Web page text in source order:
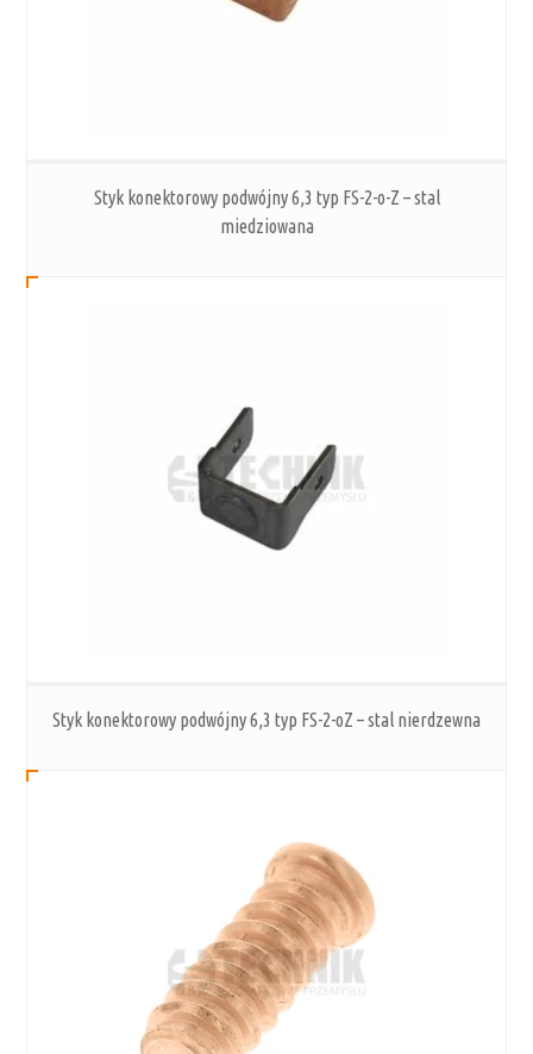
Styk konektorowy podwójny 6,3 typ FS-2-o-Z – stal
miedziowana
Styk konektorowy podwójny 6,3 typ FS-2-oZ – stal nierdzewna